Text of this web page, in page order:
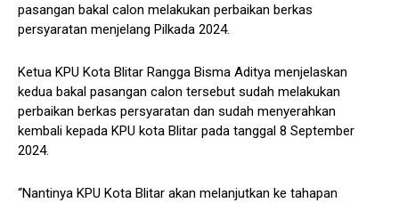
pasangan bakal calon melakukan perbaikan berkas
persyaratan menjelang Pilkada 2024.
Ketua KPU Kota Blitar Rangga Bisma Aditya menjelaskan
kedua bakal pasangan calon tersebut sudah melakukan
perbaikan berkas persyaratan dan sudah menyerahkan
kembali kepada KPU kota Blitar pada tanggal 8 September
2024.
“Nantinya KPU Kota Blitar akan melanjutkan ke tahapan